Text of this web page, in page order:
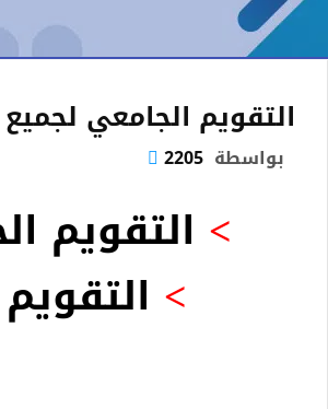
التقويم الجامعي
بواسطة 2205
> التقويم
>